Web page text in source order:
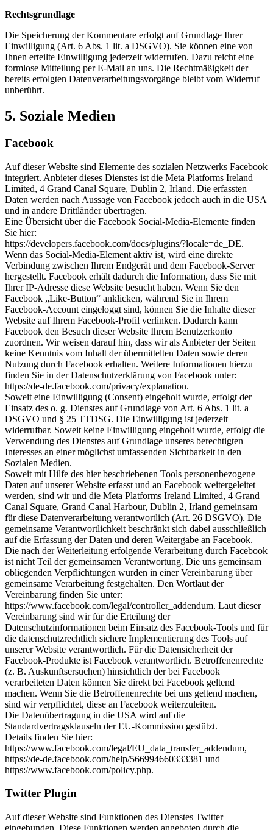
Rechtsgrundlage
Die Speicherung der Kommentare erfolgt auf Grundlage Ihrer
Einwilligung (Art. 6 Abs. 1 lit. a DSGVO). Sie können eine von
Ihnen erteilte Einwilligung jederzeit widerrufen. Dazu reicht eine
formlose Mitteilung per E-Mail an uns. Die Rechtmäßigkeit der
bereits erfolgten Datenverarbeitungsvorgänge bleibt vom Widerruf
unberührt.
5. Soziale Medien
Facebook
Auf dieser Website sind Elemente des sozialen Netzwerks Facebook
integriert. Anbieter dieses Dienstes ist die Meta Platforms Ireland
Limited, 4 Grand Canal Square, Dublin 2, Irland. Die erfassten
Daten werden nach Aussage von Facebook jedoch auch in die USA
und in andere Drittländer übertragen.
Eine Übersicht über die Facebook Social-Media-Elemente finden
Sie hier:
https://developers.facebook.com/docs/plugins/?locale=de_DE.
Wenn das Social-Media-Element aktiv ist, wird eine direkte
Verbindung zwischen Ihrem Endgerät und dem Facebook-Server
hergestellt. Facebook erhält dadurch die Information, dass Sie mit
Ihrer IP-Adresse diese Website besucht haben. Wenn Sie den
Facebook „Like-Button“ anklicken, während Sie in Ihrem
Facebook-Account eingeloggt sind, können Sie die Inhalte dieser
Website auf Ihrem Facebook-Profil verlinken. Dadurch kann
Facebook den Besuch dieser Website Ihrem Benutzerkonto
zuordnen. Wir weisen darauf hin, dass wir als Anbieter der Seiten
keine Kenntnis vom Inhalt der übermittelten Daten sowie deren
Nutzung durch Facebook erhalten. Weitere Informationen hierzu
finden Sie in der Datenschutzerklärung von Facebook unter:
https://de-de.facebook.com/privacy/explanation.
Soweit eine Einwilligung (Consent) eingeholt wurde, erfolgt der
Einsatz des o. g. Dienstes auf Grundlage von Art. 6 Abs. 1 lit. a
DSGVO und § 25 TTDSG. Die Einwilligung ist jederzeit
widerrufbar. Soweit keine Einwilligung eingeholt wurde, erfolgt die
Verwendung des Dienstes auf Grundlage unseres berechtigten
Interesses an einer möglichst umfassenden Sichtbarkeit in den
Sozialen Medien.
Soweit mit Hilfe des hier beschriebenen Tools personenbezogene
Daten auf unserer Website erfasst und an Facebook weitergeleitet
werden, sind wir und die Meta Platforms Ireland Limited, 4 Grand
Canal Square, Grand Canal Harbour, Dublin 2, Irland gemeinsam
für diese Datenverarbeitung verantwortlich (Art. 26 DSGVO). Die
gemeinsame Verantwortlichkeit beschränkt sich dabei ausschließlich
auf die Erfassung der Daten und deren Weitergabe an Facebook.
Die nach der Weiterleitung erfolgende Verarbeitung durch Facebook
ist nicht Teil der gemeinsamen Verantwortung. Die uns gemeinsam
obliegenden Verpflichtungen wurden in einer Vereinbarung über
gemeinsame Verarbeitung festgehalten. Den Wortlaut der
Vereinbarung finden Sie unter:
https://www.facebook.com/legal/controller_addendum. Laut dieser
Vereinbarung sind wir für die Erteilung der
Datenschutzinformationen beim Einsatz des Facebook-Tools und für
die datenschutzrechtlich sichere Implementierung des Tools auf
unserer Website verantwortlich. Für die Datensicherheit der
Facebook-Produkte ist Facebook verantwortlich. Betroffenenrechte
(z. B. Auskunftsersuchen) hinsichtlich der bei Facebook
verarbeiteten Daten können Sie direkt bei Facebook geltend
machen. Wenn Sie die Betroffenenrechte bei uns geltend machen,
sind wir verpflichtet, diese an Facebook weiterzuleiten.
Die Datenübertragung in die USA wird auf die
Standardvertragsklauseln der EU-Kommission gestützt.
Details finden Sie hier:
https://www.facebook.com/legal/EU_data_transfer_addendum,
https://de-de.facebook.com/help/566994660333381 und
https://www.facebook.com/policy.php.
Twitter Plugin
Auf dieser Website sind Funktionen des Dienstes Twitter